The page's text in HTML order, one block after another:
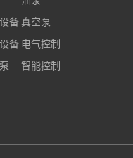
备
备
真空泵
电气控制
智能控制